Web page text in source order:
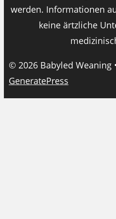
werden. Informationen
keine ärtzliche
© 2026 Babyled Weaning
GeneratePress